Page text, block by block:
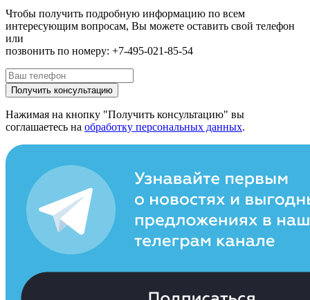
Чтобы получить подробную информацию по всем
интересующим вопросам, Вы можете оставить свой телефон
или
позвонить по номеру: +7-495-021-85-54
Получить консультацию
Нажимая на кнопку "Получить консультацию" вы
соглашаетесь на обработку персональных данных.